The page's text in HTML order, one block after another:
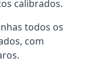
calibrados.
todos os
com